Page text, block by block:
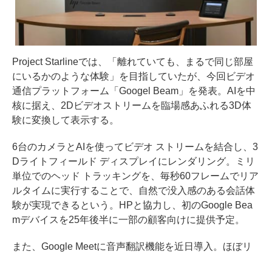
Project Starlineでは、「離れていても、まるで同じ部屋
にいるかのような体験」を目指していたが、今回ビデオ
通信プラットフォーム「Googel Beam」を発表。AIを中
核に据え、2Dビデオストリームを臨場感あふれる3D体
験に変換して表示する。
6台のカメラとAIを使ってビデオ ストリームを結合し、3
Dライトフィールド ディスプレイにレンダリング。ミリ
単位でのヘッド トラッキングを、毎秒60フレームでリア
ルタイムに実行することで、自然で没入感のある会話体
験が実現できるという。HPと協力し、初のGoogle Bea
mデバイスを25年後半に一部の顧客向けに提供予定。
また、Google Meetに音声翻訳機能を近日導入。ほぼリ